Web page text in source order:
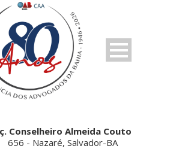
Conselheiro Almeida Couto
656 - Nazaré, Salvador-BA